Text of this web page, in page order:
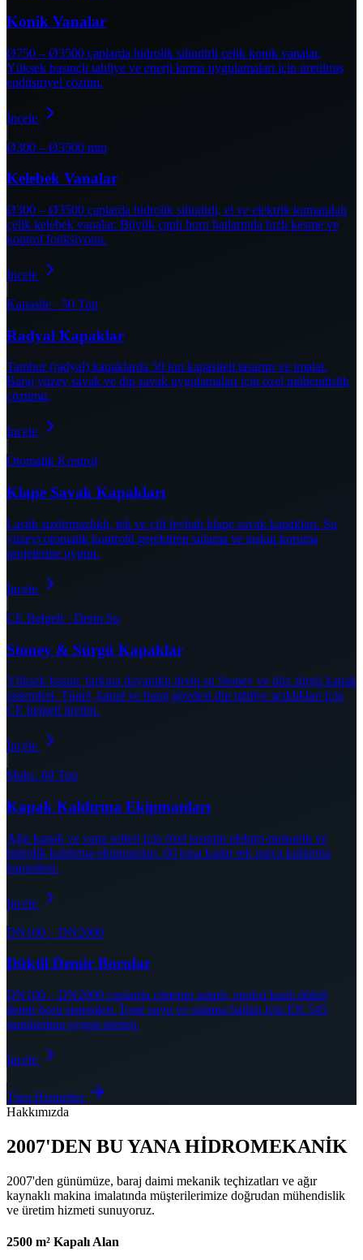
Konik Vanalar
Ø750 – Ø3500 çaplarda hidrolik silindirli çelik konik vanalar.
Yüksek basınçlı tahliye ve enerji kırma uygulamaları için üretilmiş
endüstriyel çözüm.
İncele
Ø300 – Ø3500 mm
Kelebek Vanalar
Ø300 – Ø3500 çaplarda hidrolik silindirli, el ve elektrik kumandalı
çelik kelebek vanalar. Büyük çaplı boru hatlarında hızlı kesme ve
kontrol fonksiyonu.
İncele
Kapasite · 50 Ton
Radyal Kapaklar
Tambur (radyal) kapaklarda 50 ton kapasiteli tasarım ve imalat.
Baraj yüzey savak ve dip savak uygulamaları için özel mühendislik
çözümü.
İncele
Otomatik Kontrol
Klape Savak Kapakları
Lastik sızdırmazlıklı, tek ve çift levhalı klape savak kapakları. Su
yüzeyi otomatik kontrolü gerektiren sulama ve taşkın koruma
projelerine uygun.
İncele
CE Belgeli · Derin Su
Stoney & Sürgü Kapaklar
Yüksek basınç farkına dayanıklı derin su Stoney ve düz sürgü kapak
sistemleri. Tünel, kanal ve baraj gövdesi dip tahliye açıklıkları için
CE belgeli üretim.
İncele
Maks. 60 Ton
Kapak Kaldırma Ekipmanları
Ağır kapak ve vana setleri için özel tasarım elektro-mekanik ve
hidrolik kaldırma ekipmanları. 60 tona kadar tek parça kaldırma
kapasitesi.
İncele
DN100 – DN2000
Düktil Demir Borular
DN100 – DN2000 çaplarda çimento astarlı, epoksi kaplı düktil
demir boru sistemleri. İçme suyu ve sulama hatları için EN 545
standardına uygun üretim.
İncele
Tüm Hizmetler
Hakkımızda
2007'DEN BU YANA HİDROMEKANİK
2007'den günümüze, baraj daimi mekanik teçhizatları ve ağır
kaynaklı makina imalatında müşterilerimize doğrudan mühendislik
ve üretim hizmeti sunuyoruz.
2500 m² Kapalı Alan